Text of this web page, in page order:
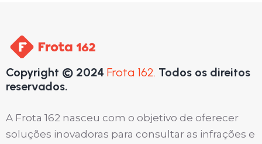
Copyright © 2024 Frota 162. Todos os direitos
reservados.
A Frota 162 nasceu com o objetivo de oferecer
soluções inovadoras para consultar as infrações e